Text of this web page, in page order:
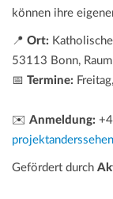
können ihre
📍 Ort:
53113 Bonn,
📅 Termine:
✉️ Anmeldung:
Gefördert durch